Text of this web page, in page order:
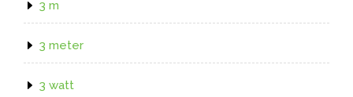
3 m
3 meter
3 watt